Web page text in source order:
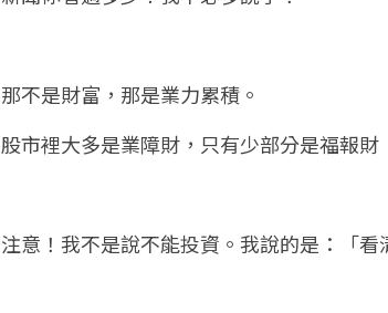
那不是財富，那是業力累積。
股市裡大多是業障財，只有少部分是福報財
注意！我不是說不能投資。我說的是：「看